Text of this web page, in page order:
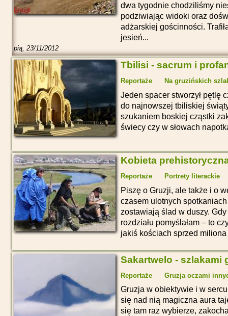
dwa tygodnie chodziliśmy
podziwiając widoki oraz
adżarskiej gościnności.
jesień...
pią, 23/11/2012
Tbilisi - sacrum i
Reportaże Na gruzińskich
Jeden spacer stworzył pętlę
do najnowszej tbiliskiej
szukaniem boskiej cząstki
świecy czy w słowach
Kobieta
Reportaże Portrety literackie
Piszę o Gruzji, ale także i o
czasem ulotnych
zostawiają ślad w duszy. Gdy
rozdziału pomyślałam – to
jakiś kościach sprzed
Sakartwelo - szlakami
Reportaże Gruzja oczami
Gruzja w obiektywie i w
się nad nią magiczna aura
się tam raz wybierze,